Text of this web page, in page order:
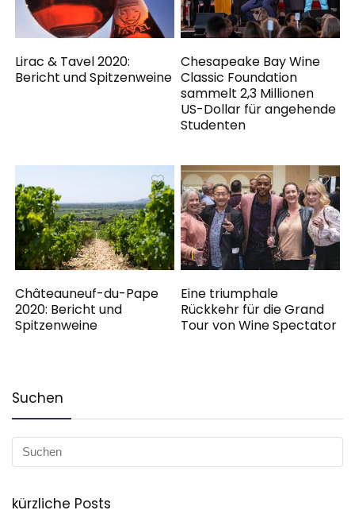
Lirac & Tavel 2020:
Bericht und Spitzenweine
Chesapeake Bay Wine
Classic Foundation
sammelt 2,3 Millionen
US-Dollar für angehende
Studenten
Châteauneuf-du-Pape
2020: Bericht und
Spitzenweine
Eine triumphale
Rückkehr für die Grand
Tour von Wine Spectator
Suchen
kürzliche Posts